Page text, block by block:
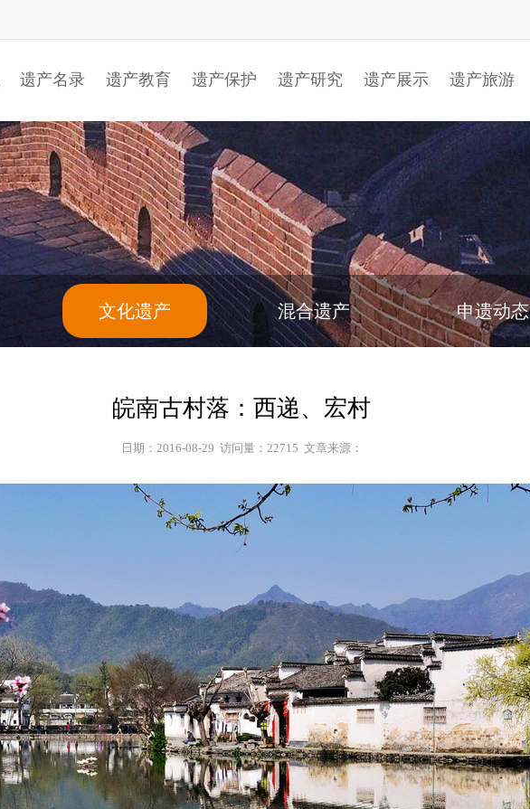
遗产名录 遗产教育 遗产保护 遗产研究 遗产展示 遗产旅游
文化遗产 混合遗产 申遗动态
皖南古村落：西递、宏村
日期：2016-08-29  访问量：22715  文章来源：